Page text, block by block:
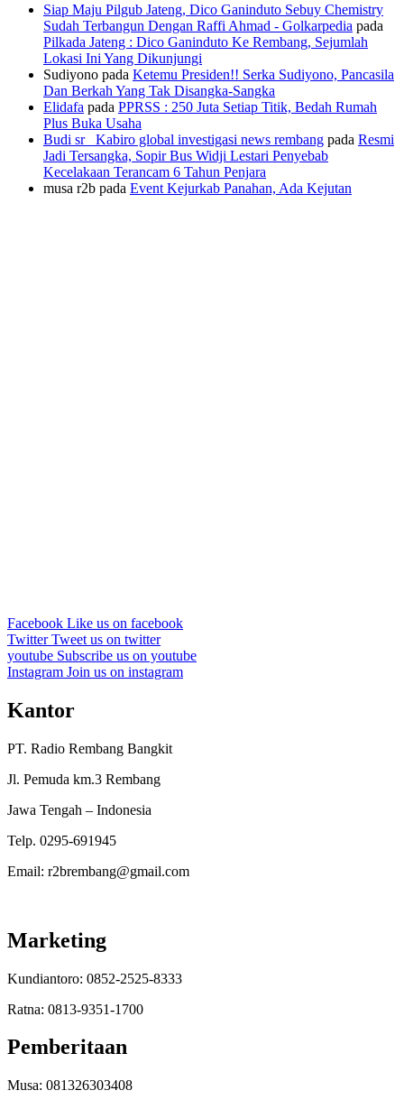
Siap Maju Pilgub Jateng, Dico Ganinduto Sebuy Chemistry
Sudah Terbangun Dengan Raffi Ahmad - Golkarpedia pada
Pilkada Jateng : Dico Ganinduto Ke Rembang, Sejumlah
Lokasi Ini Yang Dikunjungi
Sudiyono pada Ketemu Presiden!! Serka Sudiyono, Pancasila
Dan Berkah Yang Tak Disangka-Sangka
Elidafa pada PPRSS : 250 Juta Setiap Titik, Bedah Rumah
Plus Buka Usaha
Budi sr_ Kabiro global investigasi news rembang pada Resmi
Jadi Tersangka, Sopir Bus Widji Lestari Penyebab
Kecelakaan Terancam 6 Tahun Penjara
musa r2b pada Event Kejurkab Panahan, Ada Kejutan
Facebook Like us on facebook
TwitterTweet us on twitter
youtube Subscribe us on youtube
Instagram Join us on instagram
Kantor
PT. Radio Rembang Bangkit
Jl. Pemuda km.3 Rembang
Jawa Tengah – Indonesia
Telp. 0295-691945
Email: r2brembang@gmail.com
Marketing
Kundiantoro: 0852-2525-8333
Ratna: 0813-9351-1700
Pemberitaan
Musa: 081326303408